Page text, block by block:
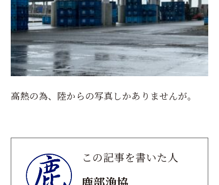
高熱の為、陸からの写真しかありませんが。
この記事を書いた人